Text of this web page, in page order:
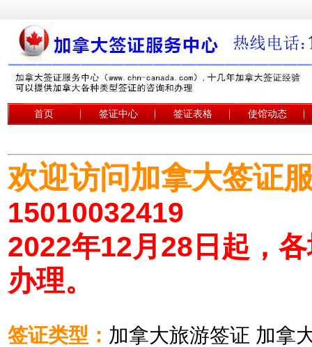
首页 签证中心 签证表格 使馆动态
欢迎访问加拿大签证
15010032419
2022年12月28日起，
办理。
签证类型： 加拿大旅游签证 加拿